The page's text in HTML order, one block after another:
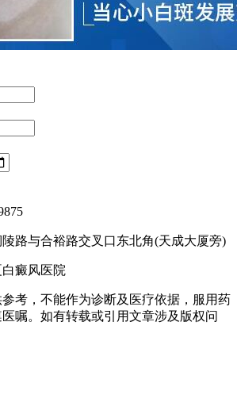
路与合裕路交叉口东北角(天成大厦旁)
癜风医院
考，不能作为诊断及医疗依据，服用药
嘱。如有转载或引用文章涉及版权问